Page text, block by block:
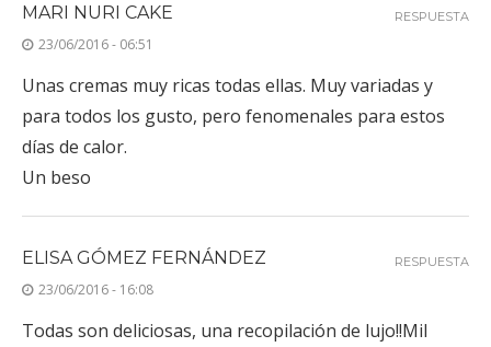
MARI NURI CAKE
23/06/2016 - 06:51
Unas cremas muy ricas todas ellas. Muy variadas y
para todos los gusto, pero fenomenales para estos
días de calor.
Un beso
RESPUESTA
ELISA GÓMEZ FERNÁNDEZ
23/06/2016 - 16:08
Todas son deliciosas, una recopilación de lujo!!Mil
RESPUESTA